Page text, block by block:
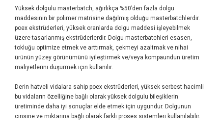
Yüksek dolgulu masterbatch, ağırlıkça %50’den fazla dolgu
maddesinin bir polimer matrisine dağılmış olduğu masterbatchlerdir.
poex ekstrüderleri, yüksek oranlarda dolgu maddesi işleyebilmek
üzere tasarlanmış ekstrüderlerdir. Dolgu masterbatchleri esasen,
tokluğu optimize etmek ve arttırmak, çekmeyi azaltmak ve nihai
ürünün yüzey görünümünü iyileştirmek ve/veya kompaundun üretim
maliyetlerini düşürmek için kullanılır.
Derin hatveli vidalara sahip poex ekstrüderleri, yüksek serbest hacimli
bu vidaların özelliğine bağlı olarak yüksek dolgulu bileşiklerin
üretiminde daha iyi sonuçlar elde etmek için uygundur. Dolgunun
cinsine ve miktarına bağlı olarak farklı proses sistemleri kullanılabilir.